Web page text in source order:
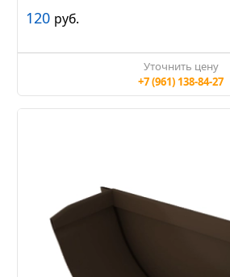
120 руб.
Уточнить цену
+7 (961) 138-84-27